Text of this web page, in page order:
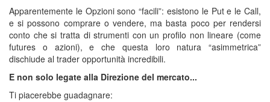
Apparentemente le Opzioni sono “facili”: esistono le Put e le Call,
e si possono comprare o vendere, ma basta poco per rendersi
conto che si tratta di strumenti con un profilo non lineare (come
futures o azioni), e che questa loro natura “asimmetrica”
dischiude al trader opportunità incredibili.
E non solo legate alla Direzione del mercato...
Ti piacerebbe guadagnare: